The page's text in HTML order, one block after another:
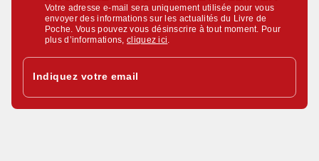
Votre adresse e-mail sera uniquement utilisée pour vous
envoyer des informations sur les actualités du Livre de
Poche. Vous pouvez vous désinscrire à tout moment. Pour
plus d’informations,cliquez ici
Indiquez votre email